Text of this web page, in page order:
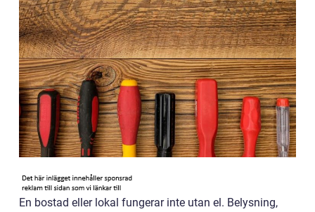
En bostad eller lokal fungerar inte utan el. Belysning,